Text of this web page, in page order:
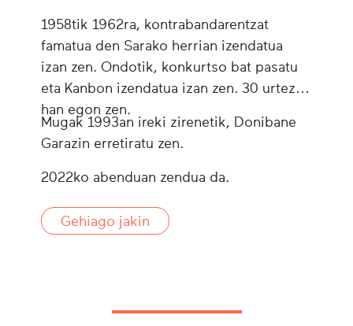
1958tik 1962ra, kontrabandarentzat
famatua den Sarako herrian izendatua
izan zen. Ondotik, konkurtso bat pasatu
eta Kanbon izendatua izan zen. 30 urtez
han egon zen.
Mugak 1993an ireki zirenetik, Donibane
Garazin erretiratu zen.
2022ko abenduan zendua da.
Gehiago jakin